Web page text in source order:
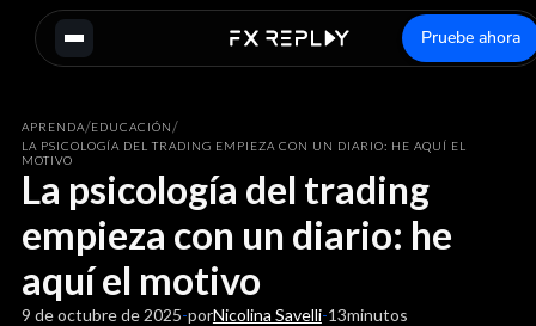
Pruebe ahora
APRENDA/EDUCACIÓN/
LA PSICOLOGÍA DEL TRADING EMPIEZA CON UN DIARIO: HE AQUÍ EL
MOTIVO
La psicología del trading
empieza con un diario: he
aquí el motivo
9 de octubre de 2025-porNicolina Savelli-13minutos